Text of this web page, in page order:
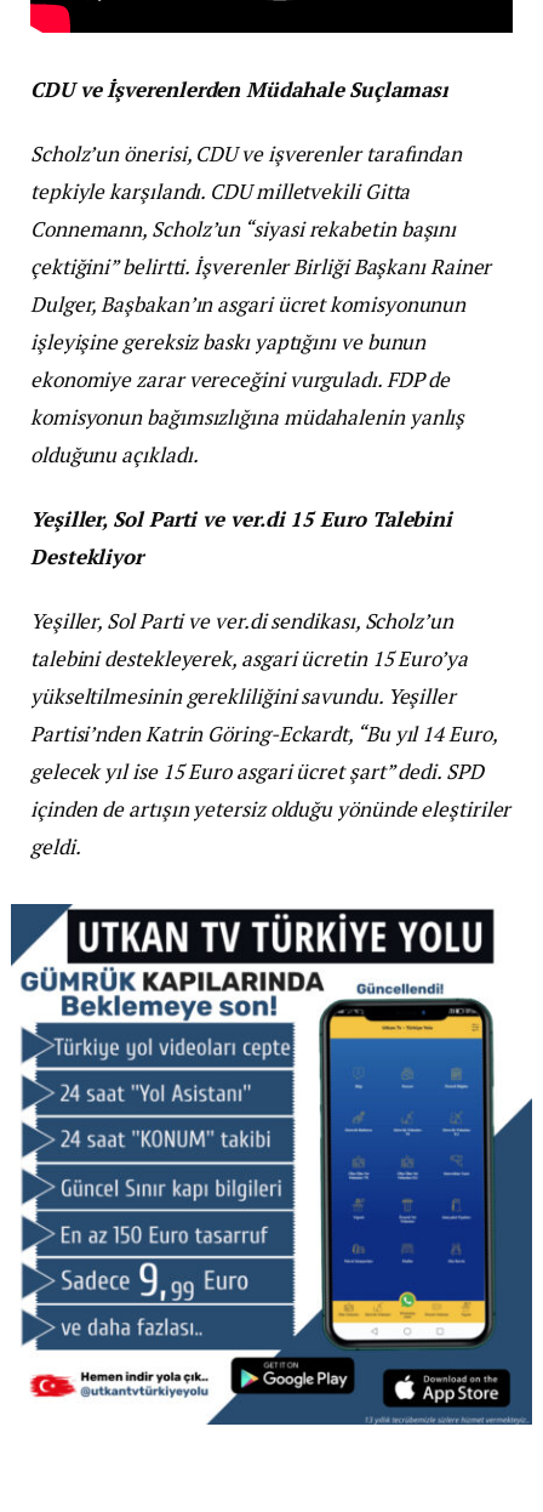
CDU ve İşverenlerden Müdahale Suçlaması
Scholz’un önerisi, CDU ve işverenler tarafından
tepkiyle karşılandı. CDU milletvekili Gitta
Connemann, Scholz’un “siyasi rekabetin başını
çektiğini” belirtti. İşverenler Birliği Başkanı Rainer
Dulger, Başbakan’ın asgari ücret komisyonunun
işleyişine gereksiz baskı yaptığını ve bunun
ekonomiye zarar vereceğini vurguladı. FDP de
komisyonun bağımsızlığına müdahalenin yanlış
olduğunu açıkladı.
Yeşiller, Sol Parti ve ver.di 15 Euro Talebini
Destekliyor
Yeşiller, Sol Parti ve ver.di sendikası, Scholz’un
talebini destekleyerek, asgari ücretin 15 Euro’ya
yükseltilmesinin gerekliliğini savundu. Yeşiller
Partisi’nden Katrin Göring-Eckardt, “Bu yıl 14 Euro,
gelecek yıl ise 15 Euro asgari ücret şart” dedi. SPD
içinden de artışın yetersiz olduğu yönünde eleştiriler
geldi.